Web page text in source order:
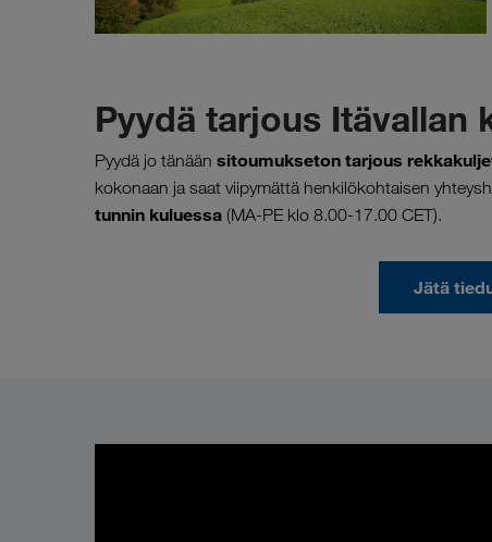
Pyydä tarjous Itävallan
Pyydä jo tänään sitoumukseton tarjous
kokonaan ja saat viipymättä henkilökohtaisen
tunnin kuluessa (MA-PE klo 8.00-17.00 CET).
Jätä